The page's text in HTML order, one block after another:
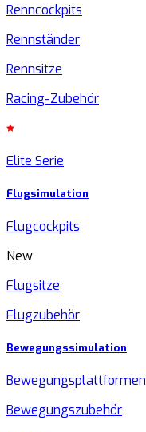
Renncockpits
Rennständer
Rennsitze
Racing-Zubehör
Elite Serie
Flugsimulation
Flugcockpits
New
Flugsitze
Flugzubehör
Bewegungssimulation
Bewegungsplattformen
Bewegungszubehör